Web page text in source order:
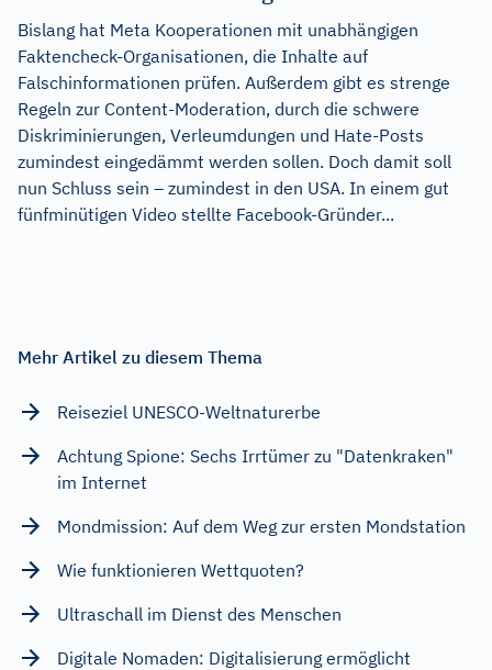
Bislang hat Meta Kooperationen mit unabhängigen
Faktencheck-Organisationen, die Inhalte auf
Falschinformationen prüfen. Außerdem gibt es strenge
Regeln zur Content-Moderation, durch die schwere
Diskriminierungen, Verleumdungen und Hate-Posts
zumindest eingedämmt werden sollen. Doch damit soll
nun Schluss sein – zumindest in den USA. In einem gut
fünfminütigen Video stellte Facebook-Gründer...
Mehr Artikel zu diesem Thema
Reiseziel UNESCO-Weltnaturerbe
Achtung Spione: Sechs Irrtümer zu "Datenkraken"
im Internet
Mondmission: Auf dem Weg zur ersten Mondstation
Wie funktionieren Wettquoten?
Ultraschall im Dienst des Menschen
Digitale Nomaden: Digitalisierung ermöglicht